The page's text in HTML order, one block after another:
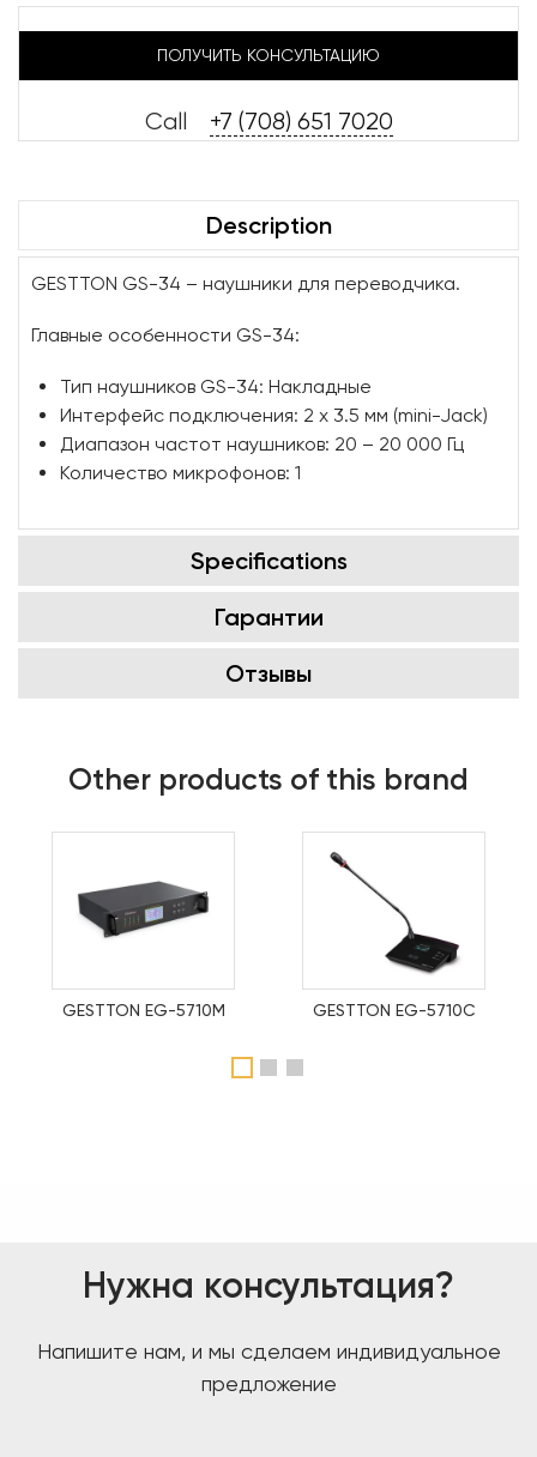
ПОЛУЧИТЬ КОНСУЛЬТАЦИЮ
Call +7 (708) 651 7020
Description
GESTTON GS-34 – наушники для переводчика.
Главные особенности GS-34:
Тип наушников GS-34: Накладные
Интерфейс подключения: 2 х 3.5 мм (mini-Jack)
Диапазон частот наушников: 20 – 20 000 Гц
Количество микрофонов: 1
Specifications
Гарантии
Отзывы
Other products of this brand
GESTTON EG-5710M GESTTON EG-5710C
Нужна консультация?
Напишите нам, и мы сделаем индивидуальное
предложение